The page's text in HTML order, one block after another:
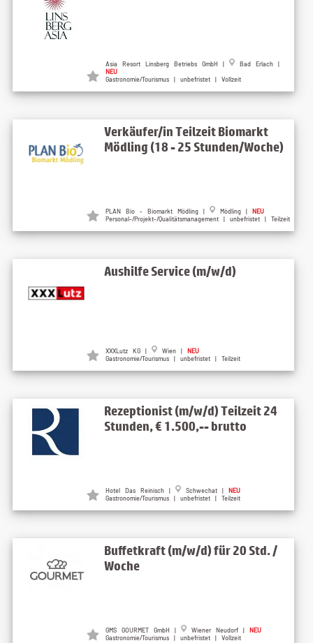
Asia Resort Linsberg Betriebs GmbH |
Bad Erlach |
NEU
Gastronomie/Tourismus | unbefristet | Vollzeit
Verkäufer/in Teilzeit Biomarkt
Mödling (18 - 25 Stunden/Woche)
PLAN Bio - Biomarkt Mödling | Mödling | NEU
Personal-/Projekt-/Qualitätsmanagement | unbefristet | Teilzeit
Aushilfe Service (m/w/d)
XXXLutz KG | Wien | NEU
Gastronomie/Tourismus | unbefristet | Teilzeit
Rezeptionist (m/w/d) Teilzeit 24
Stunden, € 1.500,-- brutto
Hotel Das Reinisch | Schwechat | NEU
Gastronomie/Tourismus | unbefristet | Teilzeit
Buffetkraft (m/w/d) für 20 Std. /
Woche
GMS GOURMET GmbH | Wiener Neudorf | NEU
Gastronomie/Tourismus | unbefristet | Vollzeit